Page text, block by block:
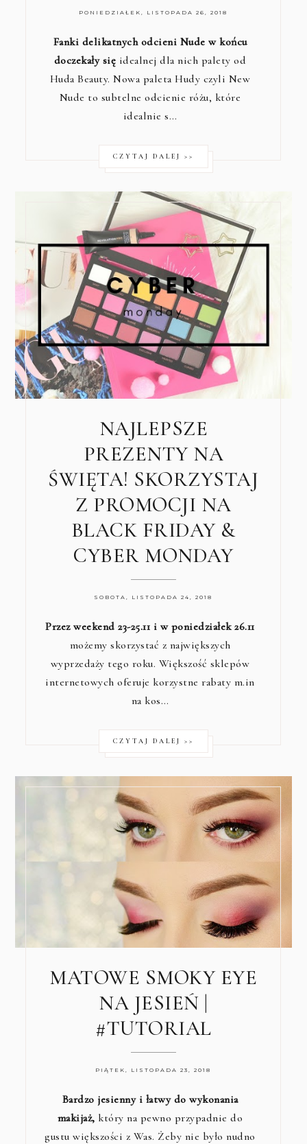
PONIEDZIAŁEK, LISTOPADA 26, 2018
Fanki delikatnych odcieni Nude w końcu
doczekały się idealnej dla nich palety od
Huda Beauty. Nowa paleta Hudy czyli New
Nude to subtelne odcienie różu, które
idealnie s…
CZYTAJ DALEJ >>
NAJLEPSZE
PREZENTY NA
ŚWIĘTA! SKORZYSTAJ
Z PROMOCJI NA
BLACK FRIDAY &
CYBER MONDAY
SOBOTA, LISTOPADA 24, 2018
Przez weekend 23-25.11 i w poniedziałek 26.11
możemy skorzystać z największych
wyprzedaży tego roku. Większość sklepów
internetowych oferuje korzystne rabaty m.in
na kos…
CZYTAJ DALEJ >>
MATOWE SMOKY EYE
NA JESIEŃ |
#TUTORIAL
PIĄTEK, LISTOPADA 23, 2018
Bardzo jesienny i łatwy do wykonania
makijaż, który na pewno przypadnie do
gustu większości z Was. Żeby nie było nudno